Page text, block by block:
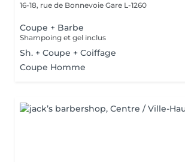
16-18, rue de Bonnevoie Gare L-1260
Coupe + Barbe
Shampoing et gel inclus
Sh. + Coupe + Coiffage
Coupe Homme